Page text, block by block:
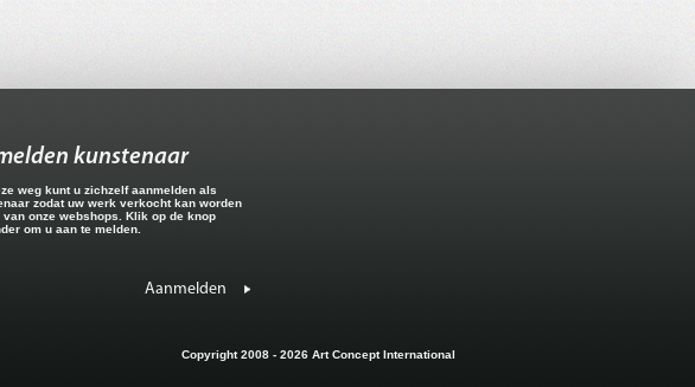
kunstenaar
weg kunt u zichzelf aanmelden als
zodat uw werk verkocht kan worden
van onze webshops. Klik op de knop
om u aan te melden.
Aanmelden
Copyright 2008 - 2026 Art Concept International